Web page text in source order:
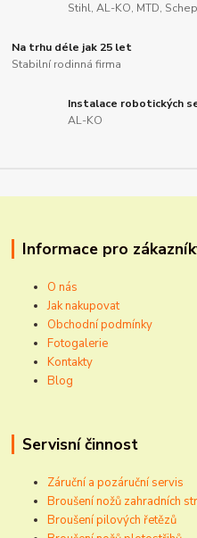
Stihl, AL-KO, MTD,
Na trhu déle jak 25 let
Stabilní rodinná firma
Instalace robotických
AL-KO
Informace pro
O nás
Jak nakupovat
Obchodní podmínky
Fotogalerie
Kontakty
Blog
Servisní činnost
Záruční a pozáruční servis
Broušení nožů zahradních
Broušení pilových řetězů